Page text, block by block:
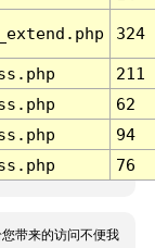
324
211
62
94
76
带来的访问不便我